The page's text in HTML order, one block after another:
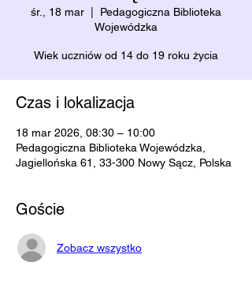
śr., 18 mar
Pedagogiczna Biblioteka
Wojewódzka
Wiek uczniów od 14 do 19 roku życia
Czas i lokalizacja
18 mar 2026, 08:30 – 10:00
Pedagogiczna Biblioteka Wojewódzka,
Jagiellońska 61, 33-300 Nowy Sącz, Polska
Goście
Zobacz wszystko